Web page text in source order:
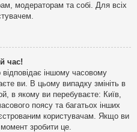
модераторам та собі. Для всіх
час!
іншому часовому
ви. В цьому випадку змініть в
в якому ви перебуваєте: Київ,
поясу та багатьох інших
користувачам. Якщо ви
зробити це.